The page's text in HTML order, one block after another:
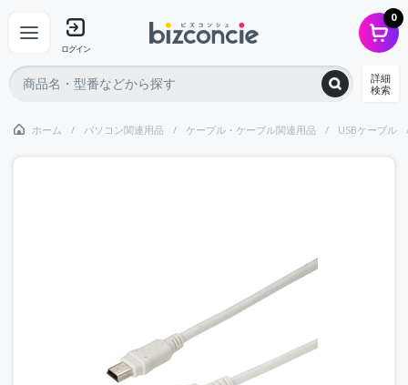
ログイン
0
詳細
検索
ホーム パソコン関連用品 ケーブル・ケーブル関連用品 USBケーブル